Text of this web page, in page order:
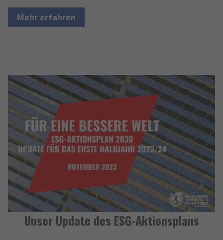
Mehr erfahren
Unser Update des ESG-Aktionsplans